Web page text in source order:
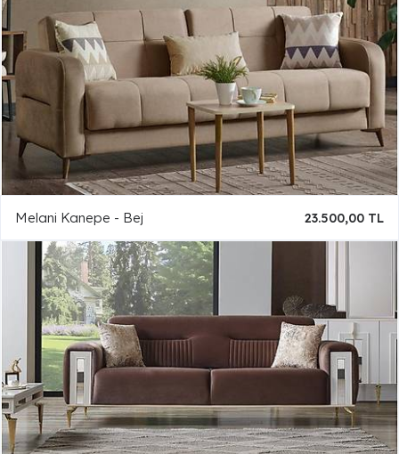
Melani Kanepe - Bej 23.500,00 TL